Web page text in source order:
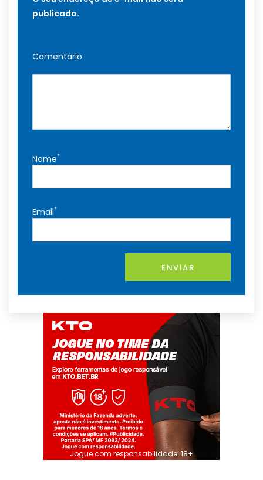
publicado.
Comentário
Nome*
Email*
ENVIAR
Jogue com responsabilidade. 18+